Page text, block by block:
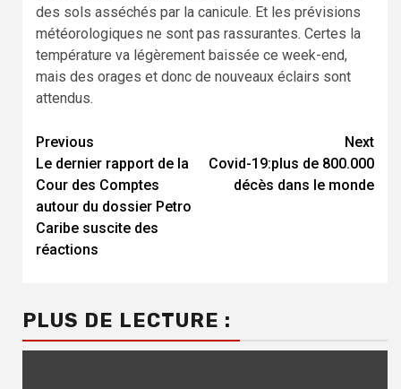
des sols asséchés par la canicule. Et les prévisions
météorologiques ne sont pas rassurantes. Certes la
température va légèrement baissée ce week-end,
mais des orages et donc de nouveaux éclairs sont
attendus.
Continue
Reading
Previous
Le dernier rapport de la
Cour des Comptes
autour du dossier Petro
Caribe suscite des
réactions
Next
Covid-19:plus de 800.000
décès dans le monde
PLUS DE LECTURE :